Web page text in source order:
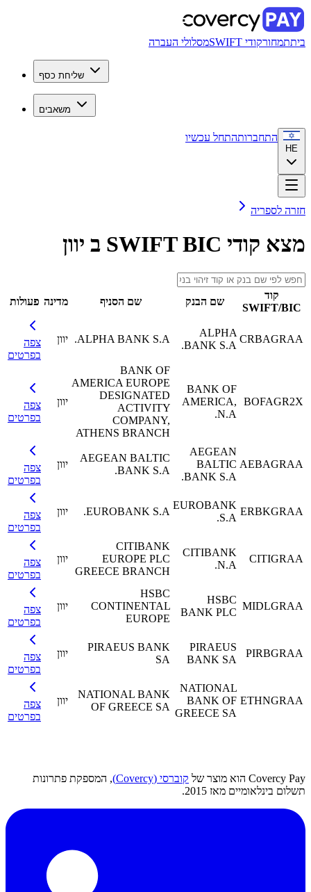
ביתתמחורקודי SWIFT מסלולי העברה
שליחת כסף
משאבים
HE
התחברותהתחל עכשיו
חזרה לספריה
מצא קודי SWIFT BIC ב יוון
קוד
SWIFT/BIC
שם הבנק שם הסניף מדינה פעולות
CRBAGRAA
ALPHA
BANK S.A.
ALPHA BANK S.A. יוון
צפה
בפרטים
BOFAGR2X
BANK OF
AMERICA,
N.A.
BANK OF
AMERICA EUROPE
DESIGNATED
ACTIVITY
COMPANY,
ATHENS BRANCH
יוון
צפה
בפרטים
AEBAGRAA
AEGEAN
BALTIC
BANK S.A.
AEGEAN BALTIC
BANK S.A.
יוון
צפה
בפרטים
ERBKGRAA
EUROBANK
S.A.
EUROBANK S.A. יוון
צפה
בפרטים
CITIGRAA
CITIBANK
N.A.
CITIBANK
EUROPE PLC
GREECE BRANCH
יוון
צפה
בפרטים
MIDLGRAA
HSBC
BANK PLC
HSBC
CONTINENTAL
EUROPE
יוון
צפה
בפרטים
PIRBGRAA
PIRAEUS
BANK SA
PIRAEUS BANK
SA
יוון
צפה
בפרטים
ETHNGRAA
NATIONAL
BANK OF
GREECE SA
NATIONAL BANK
OF GREECE SA
יוון
צפה
בפרטים
Covercy Pay הוא מוצר של קוברסי (Covercy)
, המספקת פתרונות
תשלום בינלאומיים מאז 2015.